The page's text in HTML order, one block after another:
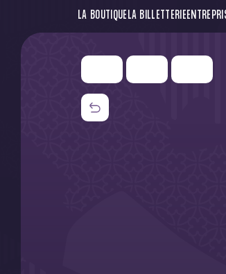
LA BOUTIQUELA BILLETTERIE